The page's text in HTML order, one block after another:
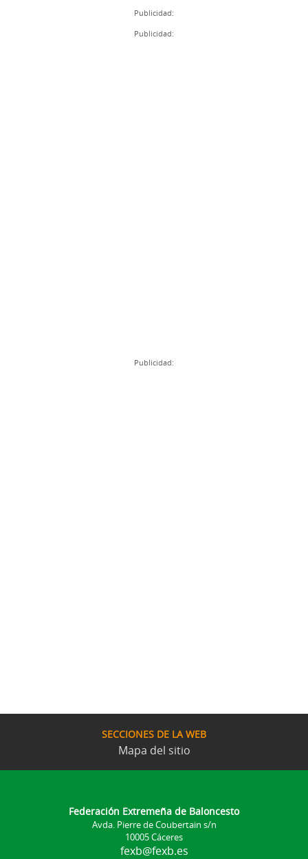
Publicidad:
Publicidad:
Publicidad:
SECCIONES DE LA WEB
Mapa del sitio
Federación Extremeña de Baloncesto
Avda. Pierre de Coubertain s/n
10005 Cáceres
fexb@fexb.es